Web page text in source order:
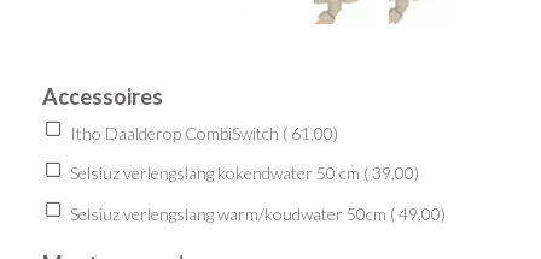
Accessoires
Itho Daalderop CombiSwitch ( 61,00)
Selsiuz verlengslang kokendwater 50 cm (39,00)
Selsiuz verlengslang warm/koudwater 50cm (49,00)